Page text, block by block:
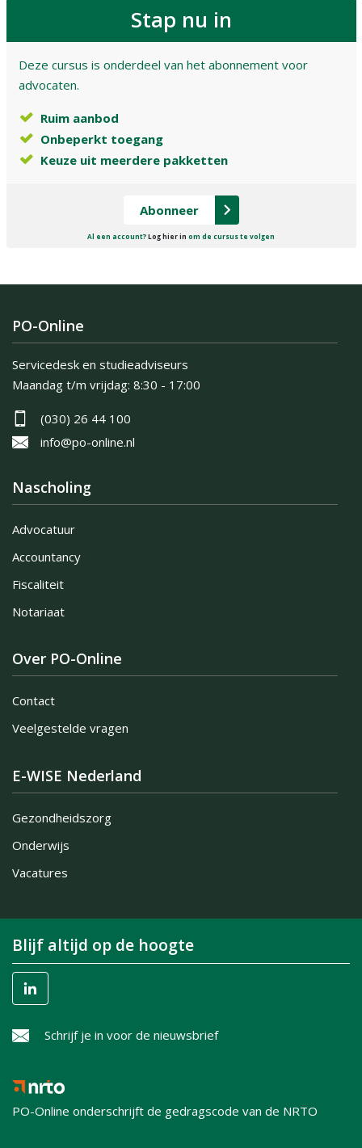
Stap nu in
Deze cursus is onderdeel van het abonnement voor
advocaten.
Ruim aanbod
Onbeperkt toegang
Keuze uit meerdere pakketten
Abonneer
Al een account?Log hier in om de cursus te volgen
PO-Online
Servicedesk en studieadviseurs
Maandag t/m vrijdag: 8:30 - 17:00
(030) 26 44 100
info@po-online.nl
Nascholing
Advocatuur
Accountancy
Fiscaliteit
Notariaat
Over PO-Online
Contact
Veelgestelde vragen
E-WISE Nederland
Gezondheidszorg
Onderwijs
Vacatures
Blijf altijd op de hoogte
Schrijf je in voor de nieuwsbrief
PO-Online onderschrijft de gedragscode van de NRTO